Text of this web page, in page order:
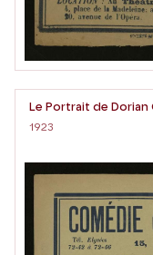
Le Portrait de Dorian
1923